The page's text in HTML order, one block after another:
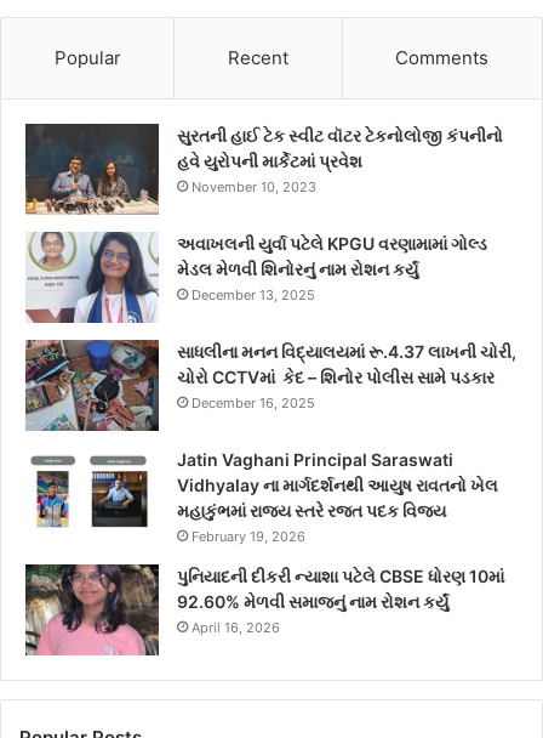
Popular Recent Comments
સુરતની હાઈ ટેક સ્વીટ વૉટર ટેકનોલોજી કંપનીનો
હવે યુરોપની માર્કેટમાં પ્રવેશ
November 10, 2023
અવાખલની યુર્વા પટેલે KPGU વરણામામાં ગોલ્ડ
મેડલ મેળવી શિનોરનું નામ રોશન કર્યું
December 13, 2025
સાધલીના મનન વિદ્યાલયમાં રૂ.4.37 લાખની ચોરી,
ચોરો CCTVમાં કેદ – શિનોર પોલીસ સામે પડકાર
December 16, 2025
Jatin Vaghani Principal Saraswati
Vidhyalay ના માર્ગદર્શનથી આયુષ રાવતનો ખેલ
મહાકુંભમાં રાજ્ય સ્તરે રજત પદક વિજય
February 19, 2026
પુનિયાદની દીકરી ન્યાશા પટેલે CBSE ધોરણ 10માં
92.60% મેળવી સમાજનું નામ રોશન કર્યું
April 16, 2026